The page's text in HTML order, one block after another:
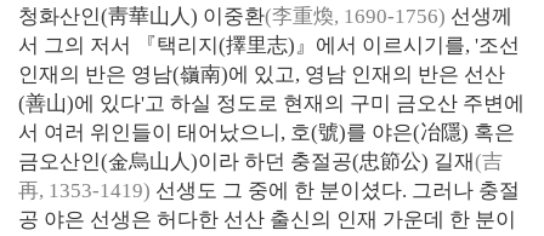
청화산인(靑華山人) 이중환(李重煥, 1690-1756) 선생께
서 그의 저서 『택리지(擇里志)』에서 이르시기를, '조선
인재의 반은 영남(嶺南)에 있고, 영남 인재의 반은 선산
(善山)에 있다'고 하실 정도로 현재의 구미 금오산 주변에
서 여러 위인들이 태어났으니, 호(號)를 야은(冶隱) 혹은
금오산인(金烏山人)이라 하던 충절공(忠節公) 길재(吉
再, 1353-1419) 선생도 그 중에 한 분이셨다. 그러나 충절
공 야은 선생은 허다한 선산 출신의 인재 가운데 한 분이